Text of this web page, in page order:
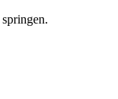
springen.